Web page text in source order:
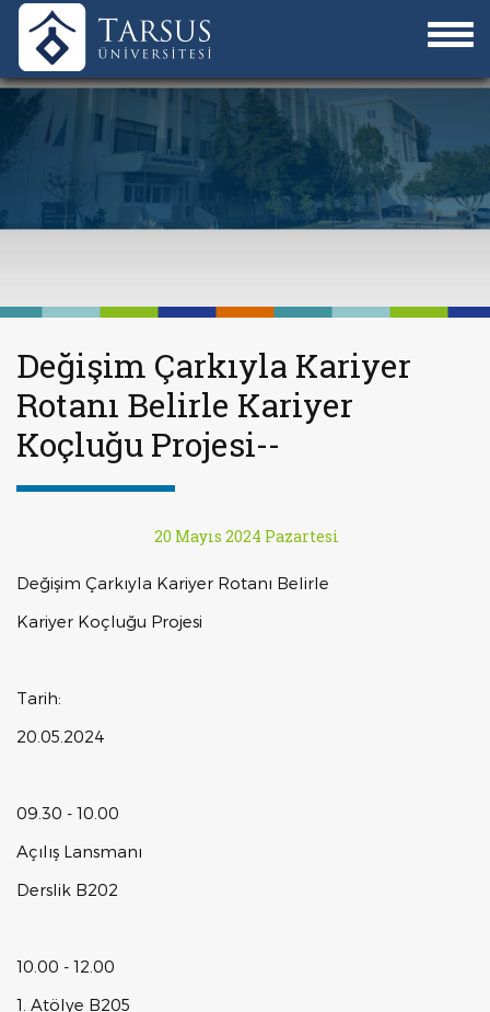
Değişim Çarkıyla Kariyer
Rotanı Belirle Kariyer
Koçluğu Projesi--
20 Mayıs 2024 Pazartesi
Değişim Çarkıyla Kariyer Rotanı Belirle
Kariyer Koçluğu Projesi
Tarih:
20.05.2024
09.30 - 10.00
Açılış Lansmanı
Derslik B202
10.00 - 12.00
1. Atölye B205